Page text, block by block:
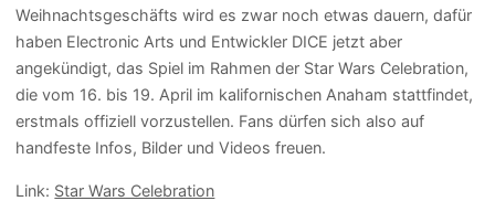
Weihnachtsgeschäfts wird es zwar noch etwas dauern, dafür
haben Electronic Arts und Entwickler DICE jetzt aber
angekündigt, das Spiel im Rahmen der Star Wars Celebration,
die vom 16. bis 19. April im kalifornischen Anaham stattfindet,
erstmals offiziell vorzustellen. Fans dürfen sich also auf
handfeste Infos, Bilder und Videos freuen.
Link: Star Wars Celebration